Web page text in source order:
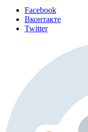
Facebook
Вконтакте
Twitter